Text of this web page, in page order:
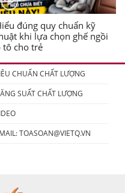
đúng quy chuẩn kỹ
khi lựa chọn ghế ngồi
tô cho trẻ
CHUẨN CHẤT LƯỢNG
SUẤT CHẤT LƯỢNG
TOASOAN@VIETQ.VN